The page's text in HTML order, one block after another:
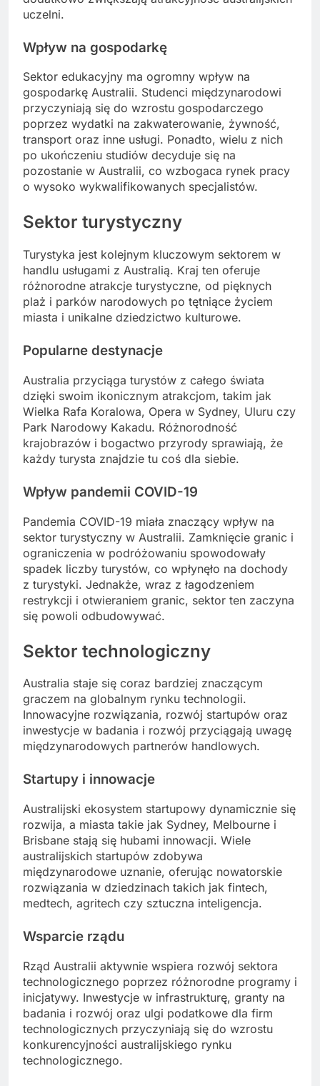
uczelni.
Wpływ na gospodarkę
Sektor edukacyjny ma ogromny wpływ na
gospodarkę Australii. Studenci międzynarodowi
przyczyniają się do wzrostu gospodarczego
poprzez wydatki na zakwaterowanie, żywność,
transport oraz inne usługi. Ponadto, wielu z nich
po ukończeniu studiów decyduje się na
pozostanie w Australii, co wzbogaca rynek pracy
o wysoko wykwalifikowanych specjalistów.
Sektor turystyczny
Turystyka jest kolejnym kluczowym sektorem w
handlu usługami z Australią. Kraj ten oferuje
różnorodne atrakcje turystyczne, od pięknych
plaż i parków narodowych po tętniące życiem
miasta i unikalne dziedzictwo kulturowe.
Popularne destynacje
Australia przyciąga turystów z całego świata
dzięki swoim ikonicznym atrakcjom, takim jak
Wielka Rafa Koralowa, Opera w Sydney, Uluru czy
Park Narodowy Kakadu. Różnorodność
krajobrazów i bogactwo przyrody sprawiają, że
każdy turysta znajdzie tu coś dla siebie.
Wpływ pandemii COVID-19
Pandemia COVID-19 miała znaczący wpływ na
sektor turystyczny w Australii. Zamknięcie granic i
ograniczenia w podróżowaniu spowodowały
spadek liczby turystów, co wpłynęło na dochody
z turystyki. Jednakże, wraz z łagodzeniem
restrykcji i otwieraniem granic, sektor ten zaczyna
się powoli odbudowywać.
Sektor technologiczny
Australia staje się coraz bardziej znaczącym
graczem na globalnym rynku technologii.
Innowacyjne rozwiązania, rozwój startupów oraz
inwestycje w badania i rozwój przyciągają uwagę
międzynarodowych partnerów handlowych.
Startupy i innowacje
Australijski ekosystem startupowy dynamicznie się
rozwija, a miasta takie jak Sydney, Melbourne i
Brisbane stają się hubami innowacji. Wiele
australijskich startupów zdobywa
międzynarodowe uznanie, oferując nowatorskie
rozwiązania w dziedzinach takich jak fintech,
medtech, agritech czy sztuczna inteligencja.
Wsparcie rządu
Rząd Australii aktywnie wspiera rozwój sektora
technologicznego poprzez różnorodne programy i
inicjatywy. Inwestycje w infrastrukturę, granty na
badania i rozwój oraz ulgi podatkowe dla firm
technologicznych przyczyniają się do wzrostu
konkurencyjności australijskiego rynku
technologicznego.